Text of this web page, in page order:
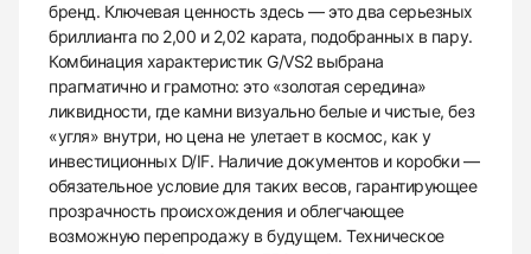
бренд. Ключевая ценность здесь — это два серьезных
бриллианта по 2,00 и 2,02 карата, подобранных в пару.
Комбинация характеристик G/VS2 выбрана
прагматично и грамотно: это «золотая середина»
ликвидности, где камни визуально белые и чистые, без
«угля» внутри, но цена не улетает в космос, как у
инвестиционных D/IF. Наличие документов и коробки —
обязательное условие для таких весов, гарантирующее
прозрачность происхождения и облегчающее
возможную перепродажу в будущем. Техническое